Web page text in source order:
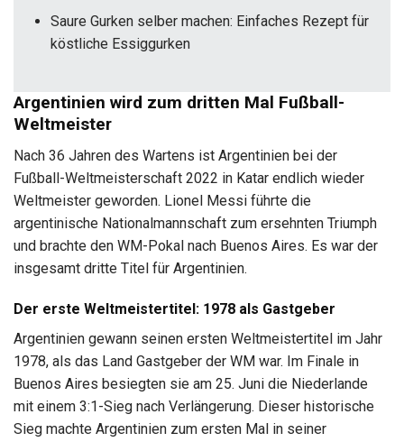
Saure Gurken selber machen: Einfaches Rezept für
köstliche Essiggurken
Argentinien wird zum dritten Mal Fußball-
Weltmeister
Nach 36 Jahren des Wartens ist Argentinien bei der
Fußball-Weltmeisterschaft 2022 in Katar endlich wieder
Weltmeister geworden. Lionel Messi führte die
argentinische Nationalmannschaft zum ersehnten Triumph
und brachte den WM-Pokal nach Buenos Aires. Es war der
insgesamt dritte Titel für Argentinien.
Der erste Weltmeistertitel: 1978 als Gastgeber
Argentinien gewann seinen ersten Weltmeistertitel im Jahr
1978, als das Land Gastgeber der WM war. Im Finale in
Buenos Aires besiegten sie am 25. Juni die Niederlande
mit einem 3:1-Sieg nach Verlängerung. Dieser historische
Sieg machte Argentinien zum ersten Mal in seiner